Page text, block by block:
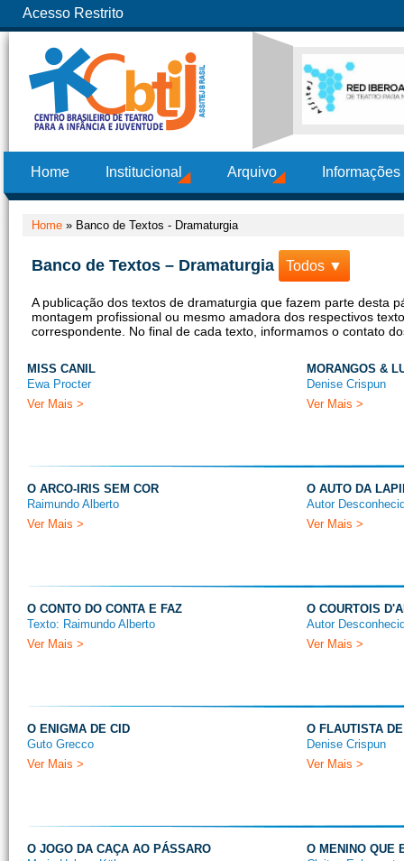
Acesso Restrito
Home Institucional Arquivo
Home » Banco de Textos - Dramaturgia
Banco de Textos – Dramaturgia Todos ▼
A publicação dos textos de dramaturgia que fazem parte desta
montagem profissional ou mesmo amadora dos respectivos
correspondente. No final de cada texto, informamos o contato
MISS CANIL
Ewa Procter
Ver Mais >
MORANGOS &
Denise Crispun
Ver Mais >
O ARCO-IRIS SEM COR
Raimundo Alberto
Ver Mais >
O AUTO DA
Autor
Ver Mais >
O CONTO DO CONTA E FAZ
Texto: Raimundo Alberto
Ver Mais >
O COURTOIS
Autor
Ver Mais >
O ENIGMA DE CID
Guto Grecco
Ver Mais >
O FLAUTISTA
Denise Crispun
Ver Mais >
O JOGO DA CAÇA AO PÁSSARO
O MENINO QUE